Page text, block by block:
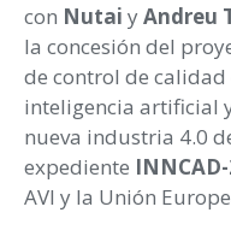
con Nutai yAndreu
la concesión del
de control de calidad
inteligencia artificial
nueva industria 4.0
expediente
AVI y la Unión